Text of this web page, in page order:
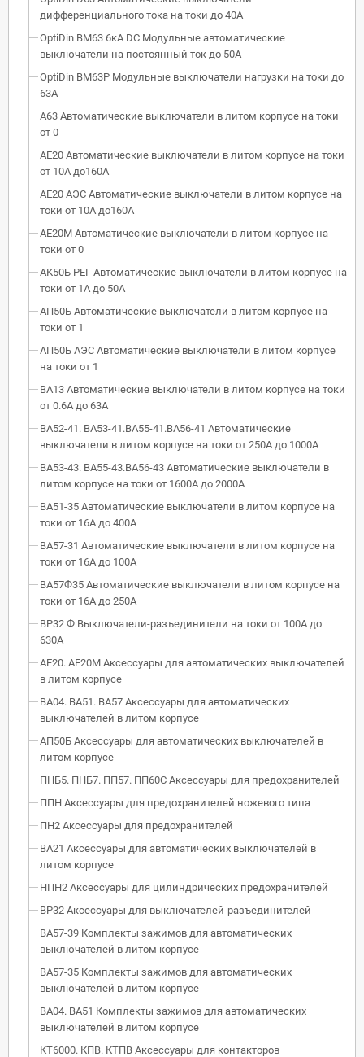
дифференциального тока на токи до 40А
OptiDin BM63 6кА DC Модульные автоматические
выключатели на постоянный ток до 50А
OptiDin BM63P Модульные выключатели нагрузки на токи до
63А
А63 Автоматические выключатели в литом корпусе на токи
от 0
АЕ20 Автоматические выключатели в литом корпусе на токи
от 10А до160А
АЕ20 АЭС Автоматические выключатели в литом корпусе на
токи от 10А до160А
АЕ20М Автоматические выключатели в литом корпусе на
токи от 0
АК50Б РЕГ Автоматические выключатели в литом корпусе на
токи от 1А до 50А
АП50Б Автоматические выключатели в литом корпусе на
токи от 1
АП50Б АЭС Автоматические выключатели в литом корпусе
на токи от 1
ВА13 Автоматические выключатели в литом корпусе на токи
от 0.6А до 63А
ВА52-41. ВА53-41.ВА55-41.ВА56-41 Автоматические
выключатели в литом корпусе на токи от 250А до 1000А
ВА53-43. ВА55-43.ВА56-43 Автоматические выключатели в
литом корпусе на токи от 1600А до 2000А
ВА51-35 Автоматические выключатели в литом корпусе на
токи от 16А до 400А
ВА57-31 Автоматические выключатели в литом корпусе на
токи от 16А до 100А
ВА57Ф35 Автоматические выключатели в литом корпусе на
токи от 16А до 250А
ВР32 Ф Выключатели-разъединители на токи от 100А до
630А
АЕ20. АЕ20М Аксессуары для автоматических выключателей
в литом корпусе
ВА04. ВА51. ВА57 Аксессуары для автоматических
выключателей в литом корпусе
АП50Б Аксессуары для автоматических выключателей в
литом корпусе
ПНБ5. ПНБ7. ПП57. ПП60С Аксессуары для предохранителей
ППН Аксессуары для предохранителей ножевого типа
ПН2 Аксессуары для предохранителей
ВА21 Аксессуары для автоматических выключателей в
литом корпусе
НПН2 Аксессуары для цилиндрических предохранителей
ВР32 Аксессуары для выключателей-разъединителей
ВА57-39 Комплекты зажимов для автоматических
выключателей в литом корпусе
ВА57-35 Комплекты зажимов для автоматических
выключателей в литом корпусе
ВА04. ВА51 Комплекты зажимов для автоматических
выключателей в литом корпусе
КТ6000. КПВ. КТПВ Аксессуары для контакторов